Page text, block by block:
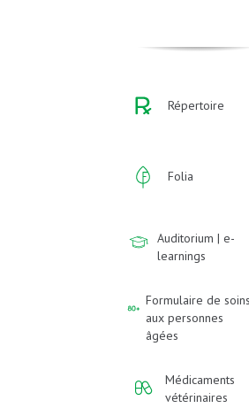
Répertoire
Folia
Auditorium | e-
learnings
Formulaire de soins
aux personnes
âgées
Médicaments
vétérinaires